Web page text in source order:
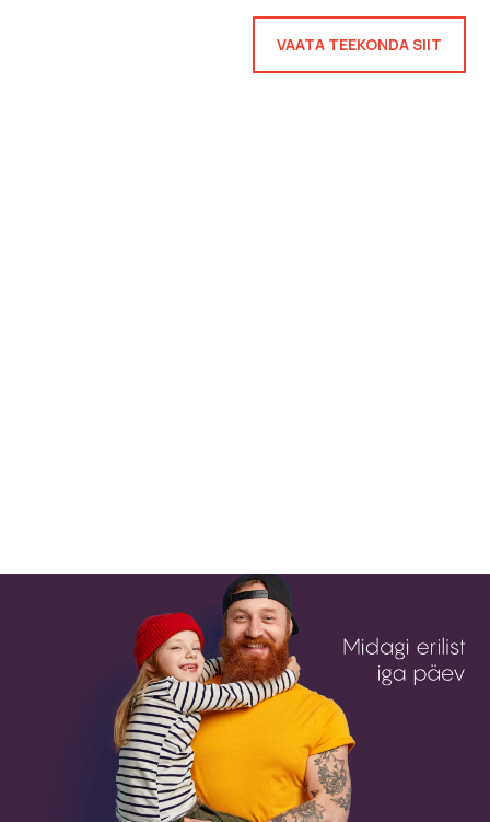
VAATA TEEKONDA SIIT